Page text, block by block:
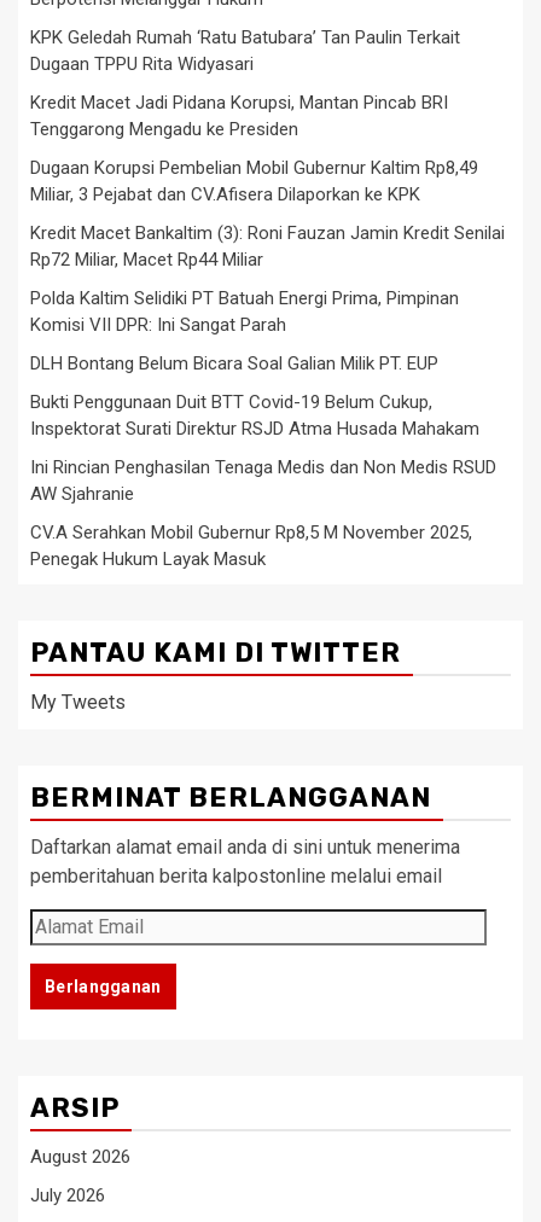
KPK Geledah Rumah ‘Ratu Batubara’ Tan Paulin Terkait
Dugaan TPPU Rita Widyasari
Kredit Macet Jadi Pidana Korupsi, Mantan Pincab BRI
Tenggarong Mengadu ke Presiden
Dugaan Korupsi Pembelian Mobil Gubernur Kaltim Rp8,49
Miliar, 3 Pejabat dan CV.Afisera Dilaporkan ke KPK
Kredit Macet Bankaltim (3): Roni Fauzan Jamin Kredit Senilai
Rp72 Miliar, Macet Rp44 Miliar
Polda Kaltim Selidiki PT Batuah Energi Prima, Pimpinan
Komisi VII DPR: Ini Sangat Parah
DLH Bontang Belum Bicara Soal Galian Milik PT. EUP
Bukti Penggunaan Duit BTT Covid-19 Belum Cukup,
Inspektorat Surati Direktur RSJD Atma Husada Mahakam
Ini Rincian Penghasilan Tenaga Medis dan Non Medis RSUD
AW Sjahranie
CV.A Serahkan Mobil Gubernur Rp8,5 M November 2025,
Penegak Hukum Layak Masuk
PANTAU KAMI DI TWITTER
My Tweets
BERMINAT BERLANGGANAN
Daftarkan alamat email anda di sini untuk menerima
pemberitahuan berita kalpostonline melalui email
Alamat
Email
Berlangganan
ARSIP
August 2026
July 2026